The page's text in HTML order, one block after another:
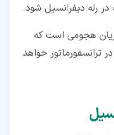
رله دیفرانسیل شود.
هجومی است که
ترانسفورماتور خواهد